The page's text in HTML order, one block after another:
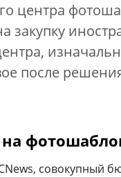
центра
закупку
после
совокупный